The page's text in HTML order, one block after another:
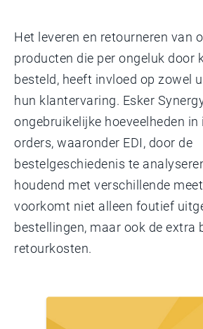
Het leveren en retourneren van
producten die per ongeluk door
besteld, heeft invloed op zowel
hun klantervaring. Esker
ongebruikelijke hoeveelheden in
orders, waaronder EDI, door de
bestelgeschiedenis te
houdend met verschillende
voorkomt niet alleen foutief
bestellingen, maar ook de extra
retourkosten.